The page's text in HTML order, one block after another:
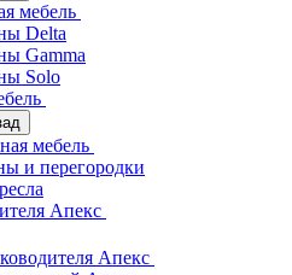
мебель
Delta
Gamma
Solo
мебель
и перегородки
Апекс
Апекс